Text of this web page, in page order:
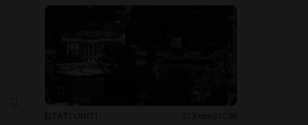
STATI UNITI 13 ore 1 56